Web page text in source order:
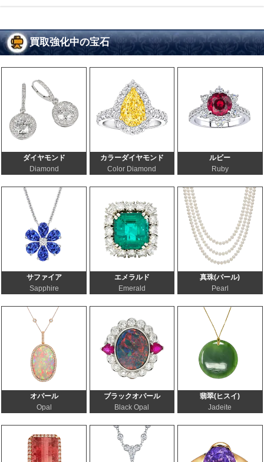
買取強化中の宝石
ダイヤモンド
Diamond
カラーダイヤモンド
Color Diamond
ルビー
Ruby
サファイア
Sapphire
エメラルド
Emerald
真珠(パール)
Pearl
オパール
Opal
ブラックオパール
Black Opal
翡翠(ヒスイ)
Jadeite